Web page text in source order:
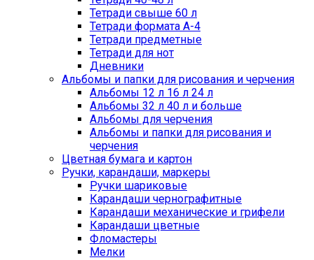
Тетради свыше 60 л
Тетради формата А-4
Тетради предметные
Тетради для нот
Дневники
Альбомы и папки для рисования и черчения
Альбомы 12 л 16 л 24 л
Альбомы 32 л 40 л и больше
Альбомы для черчения
Альбомы и папки для рисования и
черчения
Цветная бумага и картон
Ручки, карандаши, маркеры
Ручки шариковые
Карандаши чернографитные
Карандаши механические и грифели
Карандаши цветные
Фломастеры
Мелки